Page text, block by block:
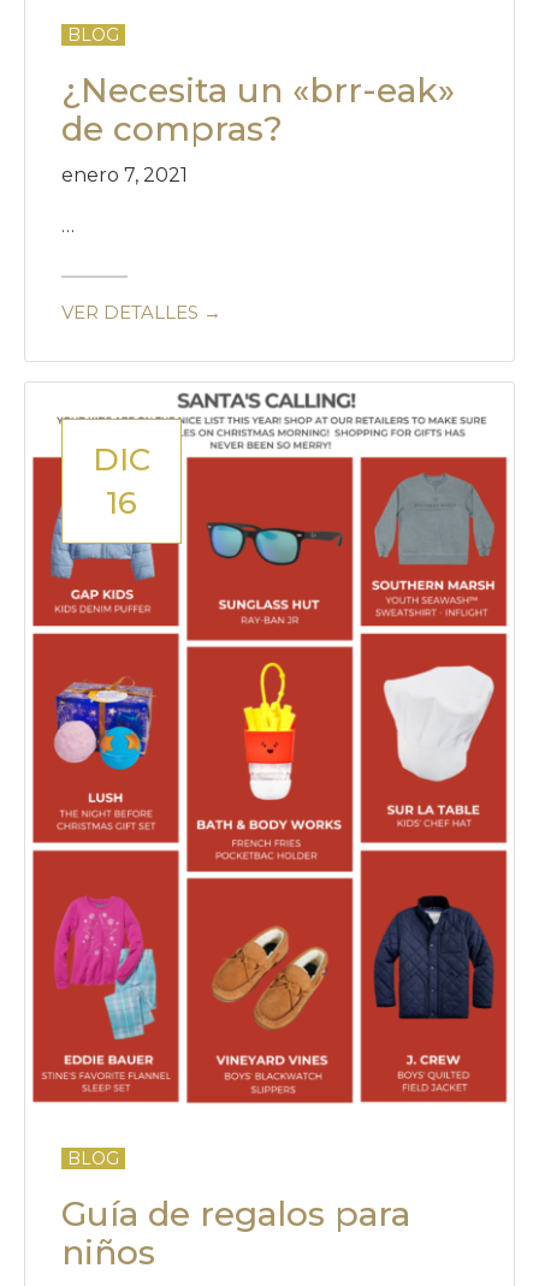
BLOG
¿Necesita un «brr-eak»
de compras?
enero 7, 2021
…
VER DETALLES →
DIC
16
BLOG
Guía de regalos para
niños